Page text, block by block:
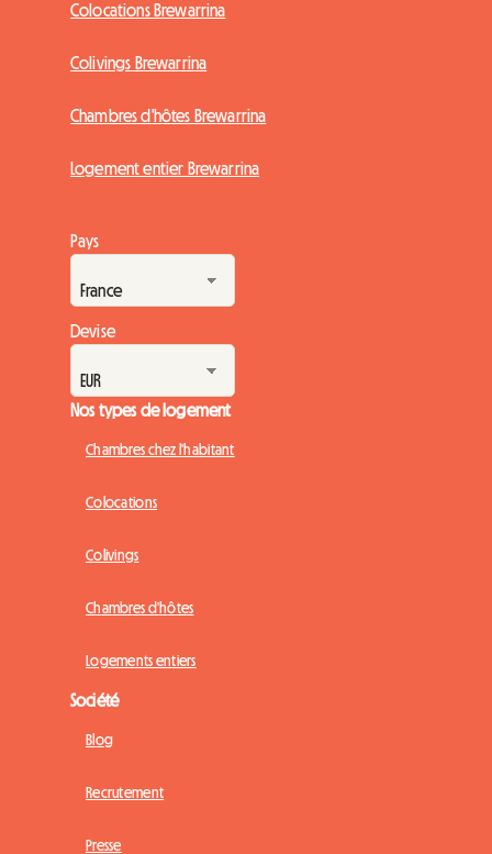
Colocations Brewarrina
Colivings Brewarrina
Chambres d'hôtes Brewarrina
Logement entier Brewarrina
Pays
Devise
Nos types de logement
Chambres chez l'habitant
Colocations
Colivings
Chambres d'hôtes
Logements entiers
Société
Blog
Recrutement
Presse